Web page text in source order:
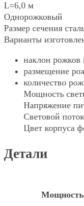
L=6,0 м
Однорожковый
Размер сечения
Варианты
наклон рожков
размещение
количество
Мощность
Напряжение
Световой
Цвет корпуса
Детали
Мощность